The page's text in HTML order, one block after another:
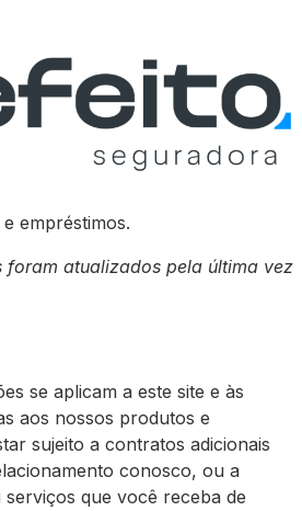
empréstimos.
foram atualizados pela última vez
se aplicam a este site e às
aos nossos produtos e
sujeito a contratos adicionais
conosco, ou a
que você receba de